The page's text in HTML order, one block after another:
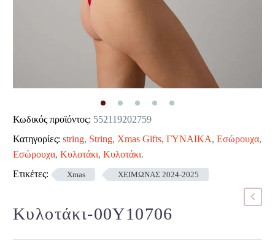
Κωδικός προϊόντος: 552119202759
Κατηγορίες: string, String, Xmas Gifts, ΓΥΝΑΙΚΑ, Εσώρουχα,
Εσώρουχα, Κυλοτάκι, Κυλοτάκι.
Ετικέτες:
Xmas ΧΕΙΜΩΝΑΣ 2024-2025
Κυλοτάκι-00Y10706